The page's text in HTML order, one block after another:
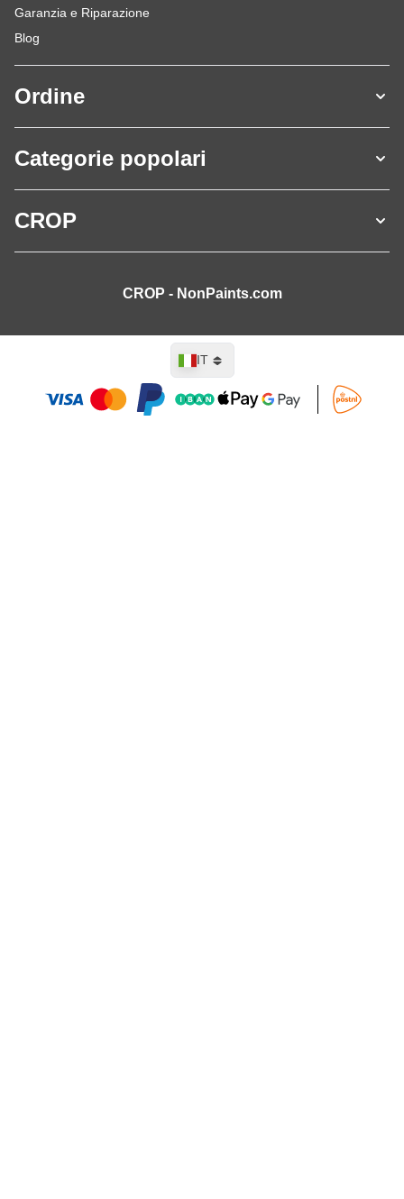
Garanzia e Riparazione
Blog
Ordine
Categorie popolari
CROP
CROP - NonPaints.com
Lingua
IT